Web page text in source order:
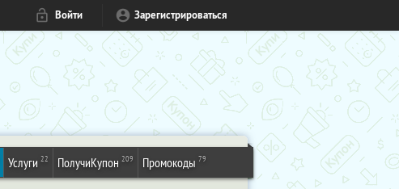
Войти Зарегистрироваться
Услуги 22 ПолучиКупон 209 Промокоды 79